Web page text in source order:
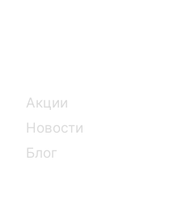
Акции
Новости
Блог